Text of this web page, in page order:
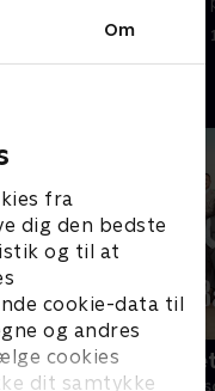
Om
fra
dig den bedste
og til at
cookie-data til
og andres
cookies
dit samtykke
Drama • 10